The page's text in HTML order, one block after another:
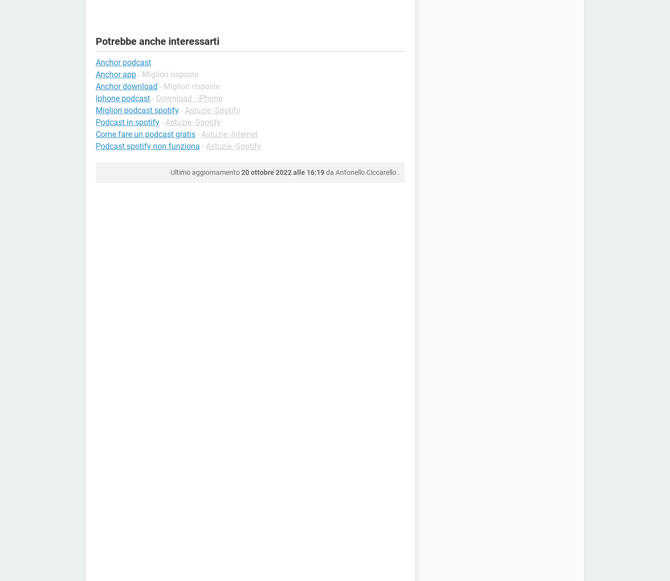
Potrebbe anche interessarti
Anchor podcast
Anchor app - Migliori risposte
Anchor download - Migliori risposte
Iphone podcast - Download - iPhone
Migliori podcast spotify - Astuzie -Spotify
Podcast in spotify - Astuzie -Spotify
Come fare un podcast gratis - Astuzie -Internet
Podcast spotify non funziona - Astuzie -Spotify
Ultimo aggiornamento20 ottobre 2022 alle 16:19da Antonello Ciccarello .